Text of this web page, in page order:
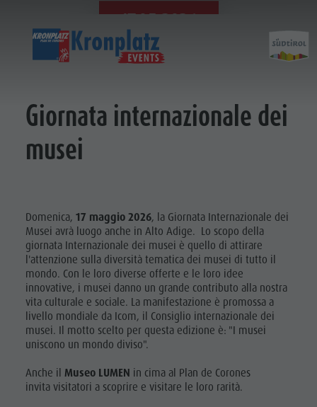
17.05.2026
Giornata internazionale dei
musei
Domenica, 17 maggio 2026, la Giornata Internazionale dei
Musei avrà luogo anche in Alto Adige. Lo scopo della
giornata Internazionale dei musei è quello di attirare
l'attenzione sulla diversità tematica dei musei di tutto il
mondo. Con le loro diverse offerte e le loro idee
innovative, i musei danno un grande contributo alla nostra
vita culturale e sociale. La manifestazione è promossa a
livello mondiale da Icom, il Consiglio internazionale dei
musei. Il motto scelto per questa edizione è: "I musei
uniscono un mondo diviso".
Anche il Museo LUMEN in cima al Plan de Corones
invita visitatori a scoprire e visitare le loro rarità.